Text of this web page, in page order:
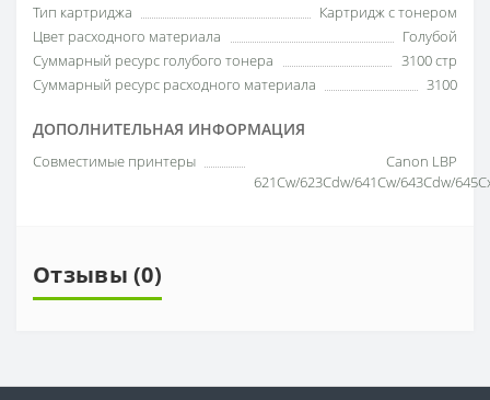
Тип картриджа
Картридж с тонером
Цвет расходного материала
Голубой
Суммарный ресурс голубого тонера
3100 стр
Суммарный ресурс расходного материала
3100
ДОПОЛНИТЕЛЬНАЯ ИНФОРМАЦИЯ
Совместимые принтеры
Canon LBP
621Cw/623Cdw/641Cw/643Cdw/
Отзывы (0)